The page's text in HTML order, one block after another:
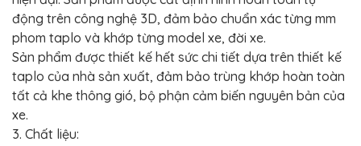
động trên công nghệ 3D, đảm bảo chuẩn xác từng mm
phom taplo và khớp từng model xe, đời xe.
Sản phẩm được thiết kế hết sức chi tiết dựa trên thiết kế
taplo của nhà sản xuất, đảm bảo trùng khớp hoàn toàn
tất cả khe thông gió, bộ phận cảm biến nguyên bản của
xe.
3. Chất liệu: